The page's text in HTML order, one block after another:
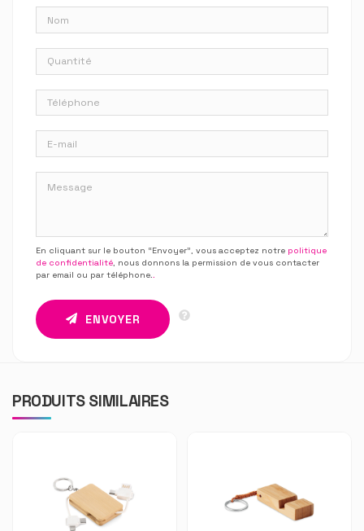
En cliquant sur le bouton “Envoyer”, vous acceptez notre politique
de confidentialité, nous donnons la permission de vous contacter
par email ou par téléphone..
ENVOYER
PRODUITS SIMILAIRES